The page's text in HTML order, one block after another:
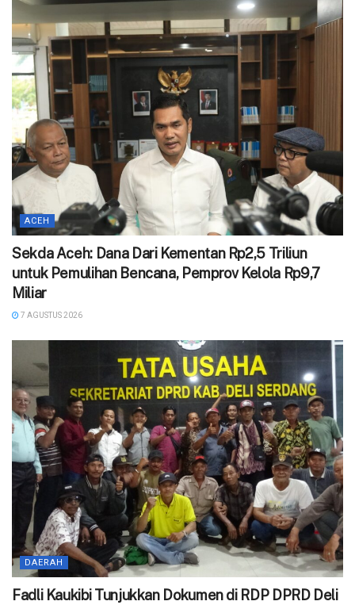
ACEH
Sekda Aceh: Dana Dari Kementan Rp2,5 Triliun
untuk Pemulihan Bencana, Pemprov Kelola Rp9,7
Miliar
7 AGUSTUS 2026
DAERAH
Fadli Kaukibi Tunjukkan Dokumen di RDP DPRD Deli